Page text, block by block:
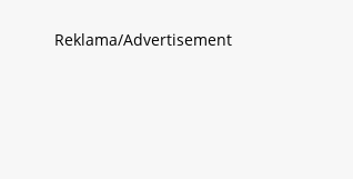
Reklama/Advertisement